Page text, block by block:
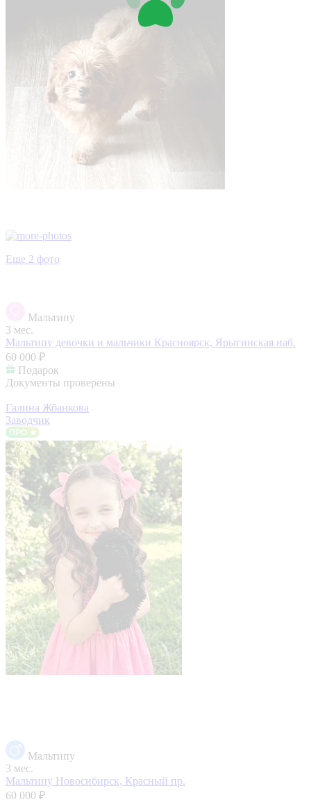
Еще 2 фото
Мальтипу
3 мес.
Мальтипу девочки и мальчики Красноярск, Ярыгинская наб.
60 000 ₽
Подарок
Документы проверены
Галина Жбанкова
Заводчик
Мальтипу
3 мес.
Мальтипу Новосибирск, Красный пр.
60 000 ₽